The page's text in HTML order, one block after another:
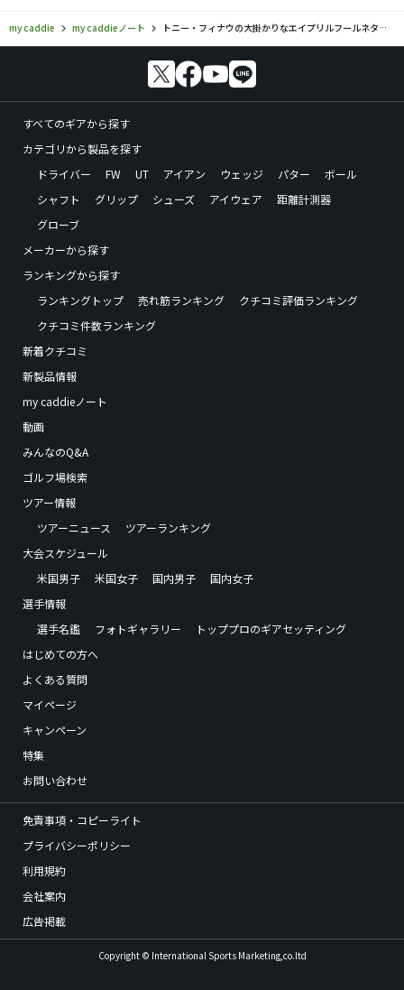
my caddie my caddieノート トニー・フィナウの大掛かりなエイプリルフールネタが話題
すべてのギアから探す
カテゴリから製品を探す
ドライバー
FW UT アイアン ウェッジ パター
ボール
シャフト
グリップ シューズ アイウェア
距離計測器
グローブ
メーカーから探す
ランキングから探す
ランキングトップ
売れ筋ランキング
クチコミ評価ランキング
クチコミ件数ランキング
新着クチコミ
新製品情報
my caddieノート
動画
みんなのQ&A
ゴルフ場検索
ツアー情報
ツアーニュース
ツアーランキング
大会スケジュール
米国男子
米国女子 国内男子
国内女子
選手情報
選手名鑑
フォトギャラリー
トッププロのギアセッティング
はじめての方へ
よくある質問
マイページ
キャンペーン
特集
お問い合わせ
免責事項・コピーライト
プライバシーポリシー
利用規約
会社案内
広告掲載
Copyright © International Sports Marketing,co.ltd